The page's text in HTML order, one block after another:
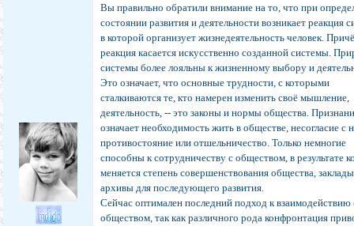
Вы правильно обратили внимание на то, что при
состоянии развития и деятельности возникает реакция
в которой организует жизнедеятельность человек.
реакция касается искусственно созданной системы.
системы более лояльны к жизненному выбору и
Это означает, что основные трудности, с которыми
сталкиваются те, кто намерен изменить своё мышление,
деятельность, -- это законы и нормы общества.
означает необходимость жить в обществе, несогласие с
противостояние или отшельничество. Только немногие
способны к сотрудничеству с обществом, в результате
меняется степень совершенствования общества,
архивы для последующего развития.
Сейчас оптимален последний подход к взаимодействию
обществом, так как различного рода конфронтация